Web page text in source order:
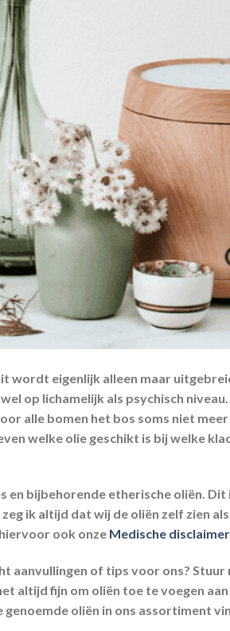
wordt eigenlijk alleen maar
op lichamelijk als psychisch niveau.
alle bomen het bos soms niet
welke olie geschikt is bij welke
bijbehorende etherische oliën. Dit
ik altijd dat wij de oliën zelf zien
ook onze Medische disclaimer
aanvullingen of tips voor ons? Stuur
altijd fijn om oliën toe te voegen
oliën in ons assortiment